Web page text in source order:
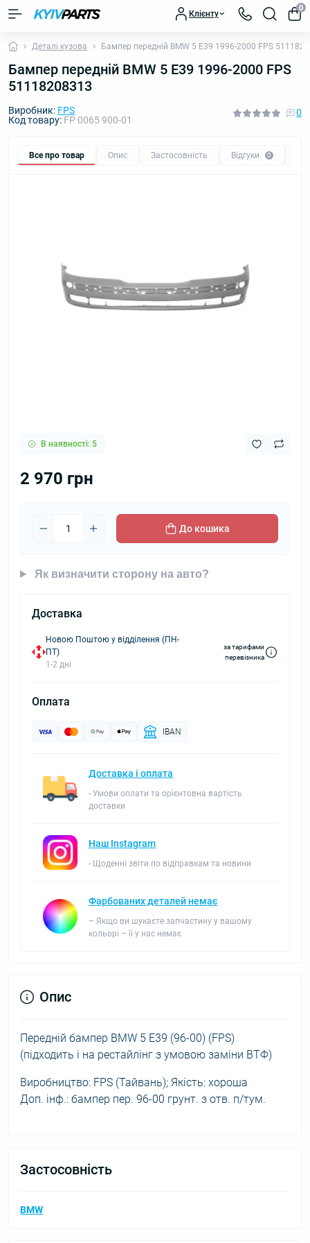
Клієнту
0
Деталі кузова Бампер передній BMW 5 E39 1996-2000 FPS
Бампер передній BMW 5 E39 1996-2000 FPS
51118208313
Виробник: FPS
Код товару: FP 0065 900-01
0
Все про товар Опис Застосовність Відгуки 0
В наявності: 5
2 970 грн
До кошика
Як визначити сторону на авто?
Доставка
Новою Поштою у відділення (ПН-
ПТ)
1-2 дні
за тарифами
перевізника
Оплата
IBAN
Доставка і оплата
- Умови оплати та орієнтовна вартість
доставки
Наш Instagram
- Щоденні звіти по відправкам та новини
Фарбованих деталей немає
– Якщо ви шукаєте запчастину у вашому
кольорі – її у нас немає
Опис
Передній бампер BMW 5 E39 (96-00) (FPS)
(підходить і на рестайлінг з умовою заміни ВТФ)
Виробництво: FPS (Тайвань); Якість: хороша
Доп. інф.: бампер пер. 96-00 грунт. з отв. п/тум.
Застосовність
BMW